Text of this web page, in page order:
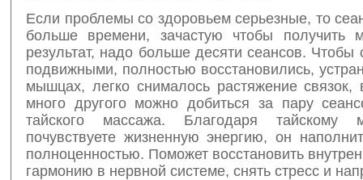
Если проблемы со здоровьем серьезные, то
больше времени, зачастую чтобы получить
результат, надо больше десяти сеансов. Чтобы
подвижными, полностью восстановились,
мышцах, легко снималось растяжение связок,
много другого можно добиться за пару
тайского массажа. Благодаря тайскому
почувствуете жизненную энергию, он
полноценностью. Поможет восстановить
гармонию в нервной системе, снять стресс и